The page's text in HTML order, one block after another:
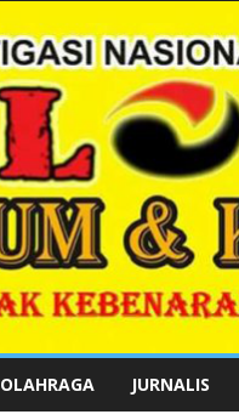
OLAHRAGA JURNALIS